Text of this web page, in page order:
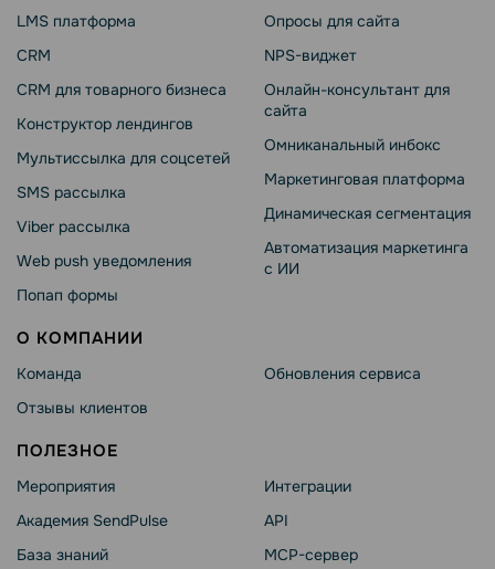
LMS платформа
CRM
CRM для товарного бизнеса
Конструктор лендингов
Мультиссылка для соцсетей
SMS рассылка
Viber рассылка
Web push уведомления
Попап формы
Опросы для сайта
NPS-виджет
Онлайн-консультант для
сайта
Омниканальный инбокс
Маркетинговая платформа
Динамическая сегментация
Автоматизация маркетинга
с ИИ
О КОМПАНИИ
Команда
Отзывы клиентов
Обновления сервиса
ПОЛЕЗНОЕ
Мероприятия
Академия SendPulse
База знаний
Интеграции
API
MCP-сервер